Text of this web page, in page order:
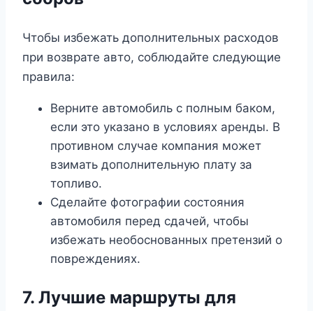
Чтобы избежать дополнительных расходов
при возврате авто, соблюдайте следующие
правила:
Верните автомобиль с полным баком,
если это указано в условиях аренды. В
противном случае компания может
взимать дополнительную плату за
топливо.
Сделайте фотографии состояния
автомобиля перед сдачей, чтобы
избежать необоснованных претензий о
повреждениях.
7. Лучшие маршруты для